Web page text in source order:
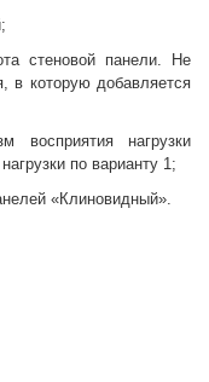
стеновой панели. Не
в которую добавляется
восприятия нагрузки
по варианту 1;
«Клиновидный».